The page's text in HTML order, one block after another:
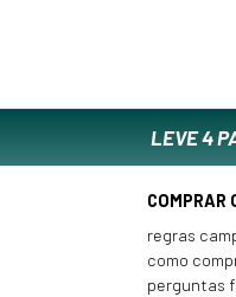
LEVE 4
COMPRAR
regras
como
perguntas